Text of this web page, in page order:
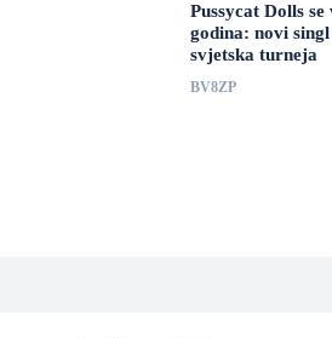
Pussycat Dolls
godina: novi
svjetska turneja
BV8ZP